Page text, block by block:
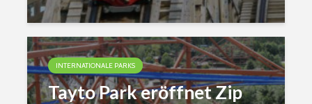
INTERNATIONALE PARKS
Tayto Park eröffnet Zip